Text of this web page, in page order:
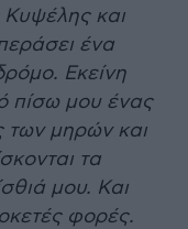
και
ένα
Εκείνη
πίσω μου ένας
των μηρών και
τα
μου. Και
φορές.